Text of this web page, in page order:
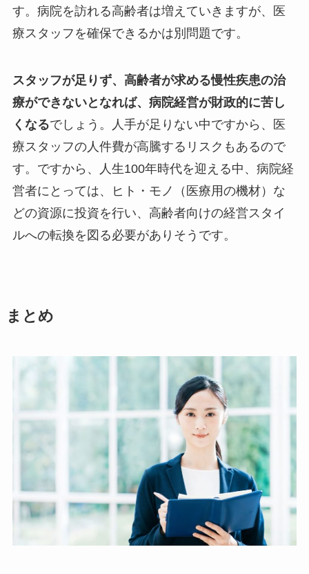
す。病院を訪れる高齢者は増えていきますが、医
療スタッフを確保できるかは別問題です。
スタッフが足りず、高齢者が求める慢性疾患の治
療ができないとなれば、病院経営が財政的に苦し
くなるでしょう。人手が足りない中ですから、医
療スタッフの人件費が高騰するリスクもあるので
す。ですから、人生100年時代を迎える中、病院経
営者にとっては、ヒト・モノ（医療用の機材）な
どの資源に投資を行い、高齢者向けの経営スタイ
ルへの転換を図る必要がありそうです。
まとめ